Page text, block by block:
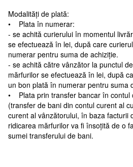
Modalități de plată:
• Plata în numerar:
- se achită curierului în momentul
se efectuează în lei, după care
numerar pentru suma de achiziție.
- se achită către vânzător la punctul
mărfurilor se efectuează în lei, după
un bon plată în numerar pentru suma
• Plata prin transfer bancar în contul
(transfer de bani din contul curent al
curent al vânzătorului, în baza facturii
ridicarea mărfurilor va fi însoțită de o
sumei transferului de bani.